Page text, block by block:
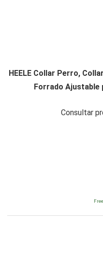
HEELE Collar Perro,
Forrado Ajustable
Consultar